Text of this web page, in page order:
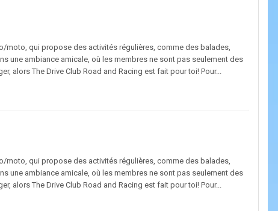
moto, qui propose des activités régulières, comme des balades,
une ambiance amicale, où les membres ne sont pas seulement des
alors The Drive Club Road and Racing est fait pour toi! Pour...
moto, qui propose des activités régulières, comme des balades,
une ambiance amicale, où les membres ne sont pas seulement des
alors The Drive Club Road and Racing est fait pour toi! Pour...